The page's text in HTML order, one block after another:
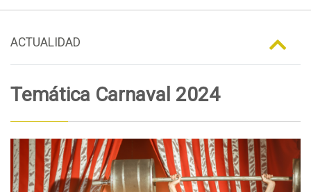
ACTUALIDAD
Temática Carnaval 2024